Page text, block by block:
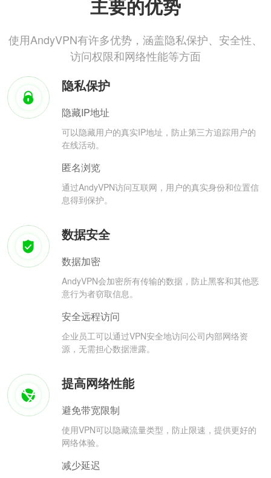
主要的优势
使用AndyVPN有许多优势，涵盖隐私保护、安全性、
访问权限和网络性能等方面
隐私保护
隐藏IP地址
可以隐藏用户的真实IP地址，防止第三方追踪用户的
在线活动。
匿名浏览
通过AndyVPN访问互联网，用户的真实身份和位置信
息得到保护。
数据安全
数据加密
AndyVPN会加密所有传输的数据，防止黑客和其他恶
意行为者窃取信息。
安全远程访问
企业员工可以通过VPN安全地访问公司内部网络资
源，无需担心数据泄露。
提高网络性能
避免带宽限制
使用VPN可以隐藏流量类型，防止限速，提供更好的
网络体验。
减少延迟